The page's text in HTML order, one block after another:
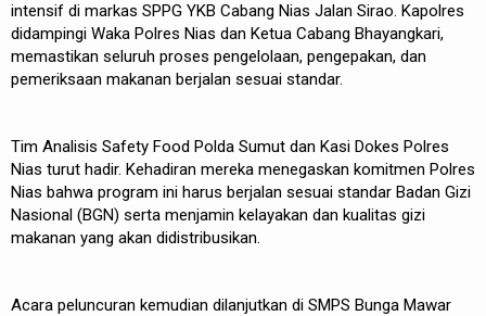
intensif di markas SPPG YKB Cabang Nias Jalan Sirao. Kapolres
didampingi Waka Polres Nias dan Ketua Cabang Bhayangkari,
memastikan seluruh proses pengelolaan, pengepakan, dan
pemeriksaan makanan berjalan sesuai standar.
Tim Analisis Safety Food Polda Sumut dan Kasi Dokes Polres
Nias turut hadir. Kehadiran mereka menegaskan komitmen Polres
Nias bahwa program ini harus berjalan sesuai standar Badan Gizi
Nasional (BGN) serta menjamin kelayakan dan kualitas gizi
makanan yang akan didistribusikan.
Acara peluncuran kemudian dilanjutkan di SMPS Bunga Mawar